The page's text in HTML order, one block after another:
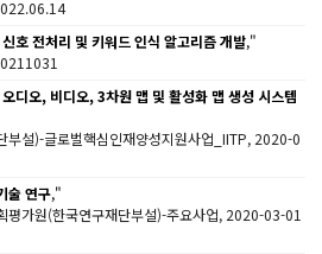
호 전처리 및 키워드 인식 알고리즘 개발,"
디오, 비디오, 3차원 맵 및 활성화 맵 생성 시스템
부설)-글로벌핵심인재양성지원사업_IITP, 2020-0
술 연구,"
평가원(한국연구재단부설)-주요사업, 2020-03-01